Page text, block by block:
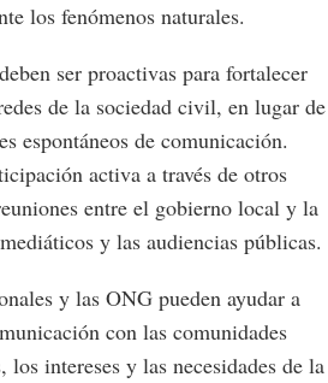
los fenómenos naturales.
ser proactivas para fortalecer
de la sociedad civil, en lugar de
espontáneos de comunicación.
activa a través de otros
entre el gobierno local y la
y las audiencias públicas.
y las ONG pueden ayudar a
con las comunidades
los intereses y las necesidades de la